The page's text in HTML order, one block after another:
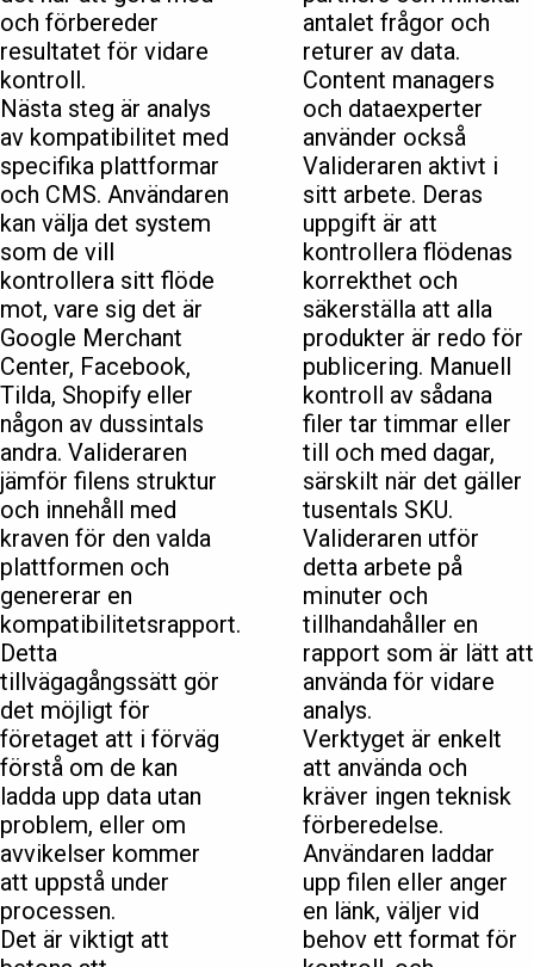
och förbereder
resultatet för vidare
kontroll.
Nästa steg är analys
av kompatibilitet med
specifika plattformar
och CMS. Användaren
kan välja det system
som de vill
kontrollera sitt flöde
mot, vare sig det är
Google Merchant
Center, Facebook,
Tilda, Shopify eller
någon av dussintals
andra. Valideraren
jämför filens struktur
och innehåll med
kraven för den valda
plattformen och
genererar en
kompatibilitetsrapport.
Detta
tillvägagångssätt gör
det möjligt för
företaget att i förväg
förstå om de kan
ladda upp data utan
problem, eller om
avvikelser kommer
att uppstå under
processen.
Det är viktigt att
antalet frågor och
returer av data.
Content managers
och dataexperter
använder också
Valideraren aktivt i
sitt arbete. Deras
uppgift är att
kontrollera flödenas
korrekthet och
säkerställa att alla
produkter är redo för
publicering. Manuell
kontroll av sådana
filer tar timmar eller
till och med dagar,
särskilt när det gäller
tusentals SKU.
Valideraren utför
detta arbete på
minuter och
tillhandahåller en
rapport som är lätt att
använda för vidare
analys.
Verktyget är enkelt
att använda och
kräver ingen teknisk
förberedelse.
Användaren laddar
upp filen eller anger
en länk, väljer vid
behov ett format för